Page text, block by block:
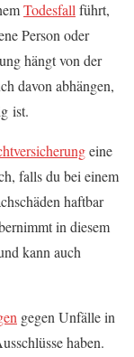
Todes­fall führt,
Per­son oder
hängt von der
davon abhän­gen,
ist.
eine
falls du bei einem
haft­bar
in die­sem
kann auch
gegen Unfäl­le in
haben.